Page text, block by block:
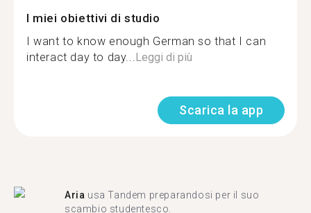
I miei obiettivi di studio
I want to know enough German so that I can
interact day to day...Leggi di più
Scarica la app
Aria usa Tandem preparandosi per il suo
scambio studentesco.